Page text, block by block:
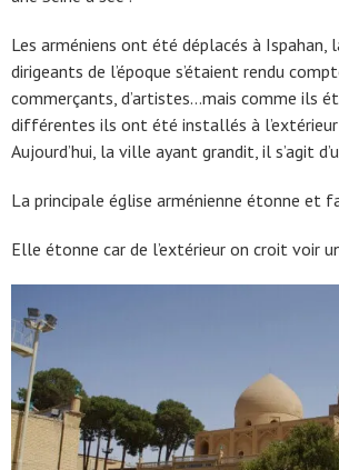
Les arméniens ont été déplacés à Ispahan,
dirigeants de l’époque s’étaient rendu
commerçants, d’artistes…mais comme ils
différentes ils ont été installés à
Aujourd’hui, la ville ayant grandit, il s’agit
La principale église arménienne étonne et
Elle étonne car de l’extérieur on croit voir